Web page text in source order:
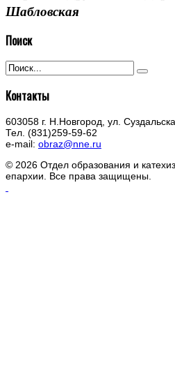
Шабловская
Поиск
Контакты
603058 г. Н.Новгород, ул.
Тел. (831)259-59-62
e-mail: obraz@nne.ru
© 2026 Отдел образования и
епархии. Все права защищены.